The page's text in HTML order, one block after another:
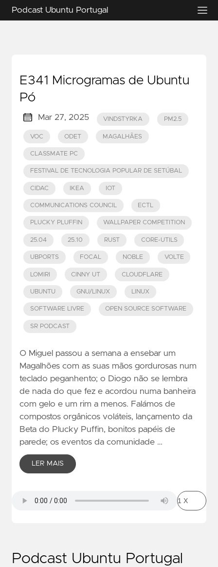
Podcast Ubuntu Portugal
E341 Microgramas de Ubuntu
Pó
Mar 27, 2025 VINDSTYRKA PM2.5
VOC ODET MAGALHÃES
CLASSMATE PC
FESTIVAL DE TECNOLOGIA POPULAR DE SETÚBAL
CIDAC IKEA IOT
COMMUNICATIONS COUNCIL ECTL
PLUCKY PLUFFIN WALLPAPER COMPETITION
25.04 25.10 RUST CORE-UTILS
UBPORTS FOCAL NOBLE VOLTE
LOMIRI CINNY UT CLOUDFLARE
UBUNTU GNU/LINUX LINUX
SOFTWARE LIVRE OPEN SOURCE SOFTWARE
SR PODCAST
O Miguel passou a semana a ensebar um
Magalhões com as suas mãos gordurosas num
teclado peganhento; o Diogo não se lembra
de nada do que fez e acordou numa banheira
com gelo e um rim a menos. Falámos de
compostos orgânicos voláteis, lançamento da
Beta do Plucky Puffin, bonitos papéis de
parede; os eventos da comunidade …
LER MAIS
Podcast Ubuntu Portugal